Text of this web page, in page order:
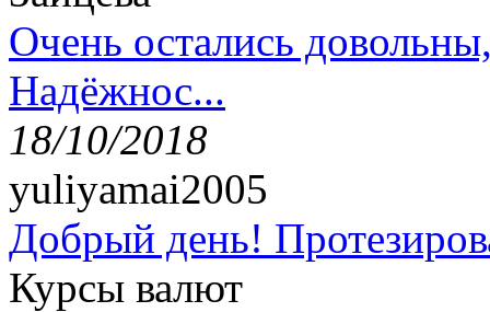
Очень остались
Надёжнос...
18/10/2018
yuliyamai2005
Добрый день!
Курсы валют